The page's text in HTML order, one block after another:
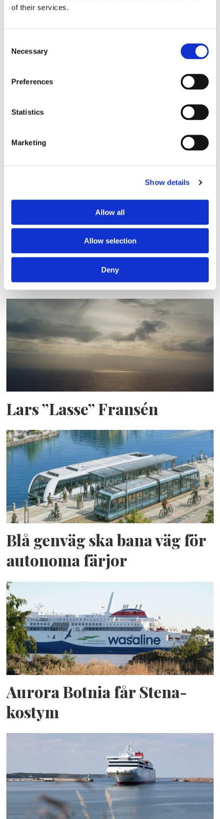
of their services.
Selection
Necessary
Preferences
Statistics
Marketing
Show details
Allow all
Allow selection
Deny
Storaffären: Kongsberg
Maritime köper Berg
Sirius tar leverans av
nybygge
Lars ”Lasse” Fransén
Blå genväg ska bana väg för
autonoma färjor
Aurora Botnia får Stena-
kostym